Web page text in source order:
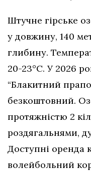
Штучне гірське
у довжину, 140
глибину.
20-23°C. У 2026
“Блакитний
безкоштовний.
протяжністю 2
роздягальнями,
Доступні оренда
волейбольний